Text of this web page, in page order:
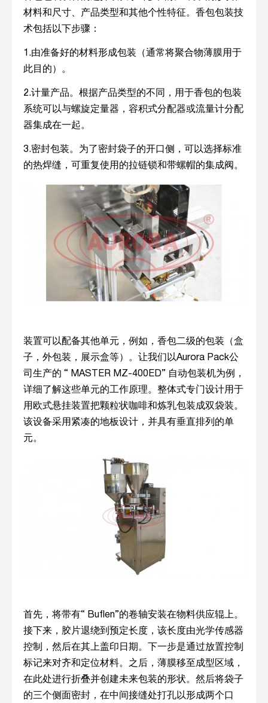
材料和尺寸、产品类型和其他个性特征。香包包装技
术包括以下步骤：
1.由准备好的材料形成包装（通常将聚合物薄膜用于
此目的）。
2.计量产品。根据产品类型的不同，用于香包的包装
系统可以与螺旋定量器，容积式分配器或流量计分配
器集成在一起。
3.密封包装。为了密封袋子的开口侧，可以选择标准
的热焊缝，可重复使用的拉链锁和带螺帽的集成阀。
装置可以配备其他单元，例如，香包二级的包装（盒
子，外包装，展示盒等）。让我们以Aurora Pack公
司生产的 “ MASTER MZ-400ED” 自动包装机为例，
详细了解这些单元的工作原理。整体式专门设计用于
用欧式悬挂装置把颗粒状咖啡和炼乳包装成双袋装。
该设备采用紧凑的地板设计，并具有垂直排列的单
元。
首先，将带有“ Buflen”的卷轴安装在物料供应辊上。
接下来，胶片退绕到预定长度，该长度由光学传感器
控制，然后在其上盖印日期。下一步是通过放置控制
标记来对齐和定位材料。之后，薄膜移至成型区域，
在此处进行折叠并创建未来包装的形状。然后将袋子
的三个侧面密封，在中间接缝处打孔以形成两个口